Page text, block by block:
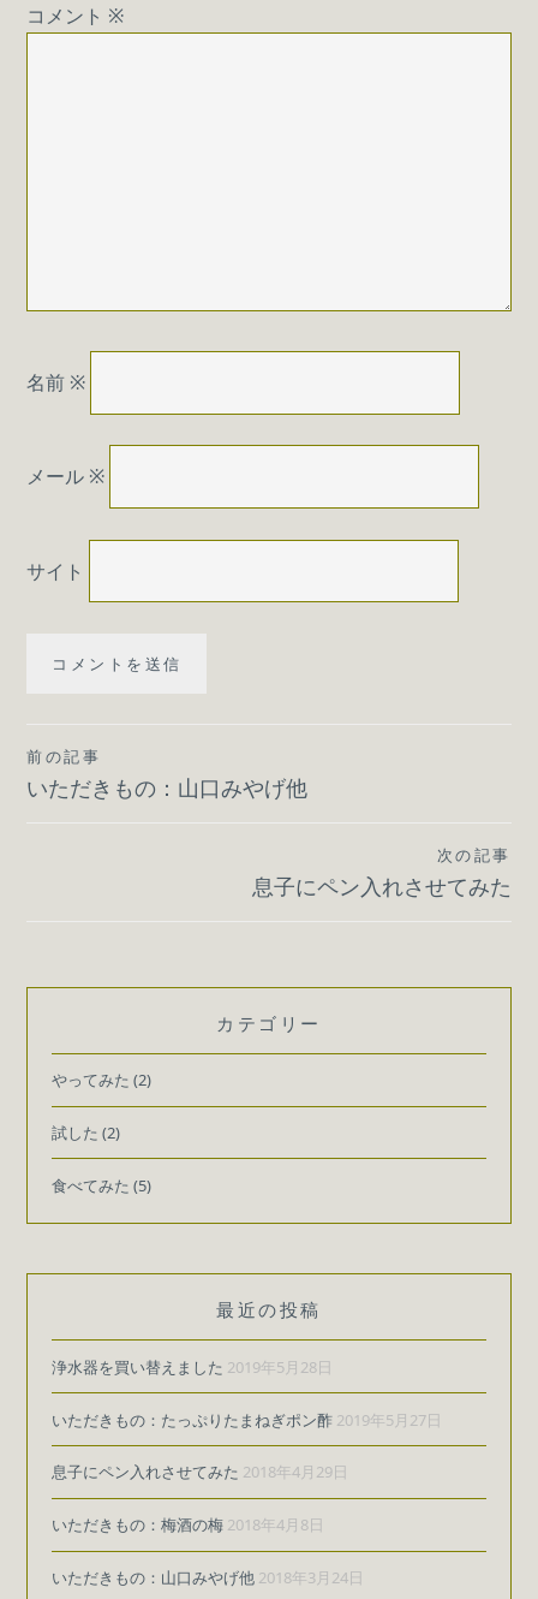
コメント ※
名前 ※
メール ※
サイト
投
稿
ー
ョ
ン
前の記事
いただきもの：山口みやげ他
次の記事
息子にペン入れさせてみた
カテゴリー
やってみた (2)
試した (2)
食べてみた (5)
最近の投稿
浄水器を買い替えました 2019年5月28日
いただきもの：たっぷりたまねぎポン酢 2019年5月27日
息子にペン入れさせてみた 2018年4月29日
いただきもの：梅酒の梅 2018年4月8日
いただきもの：山口みやげ他 2018年3月24日